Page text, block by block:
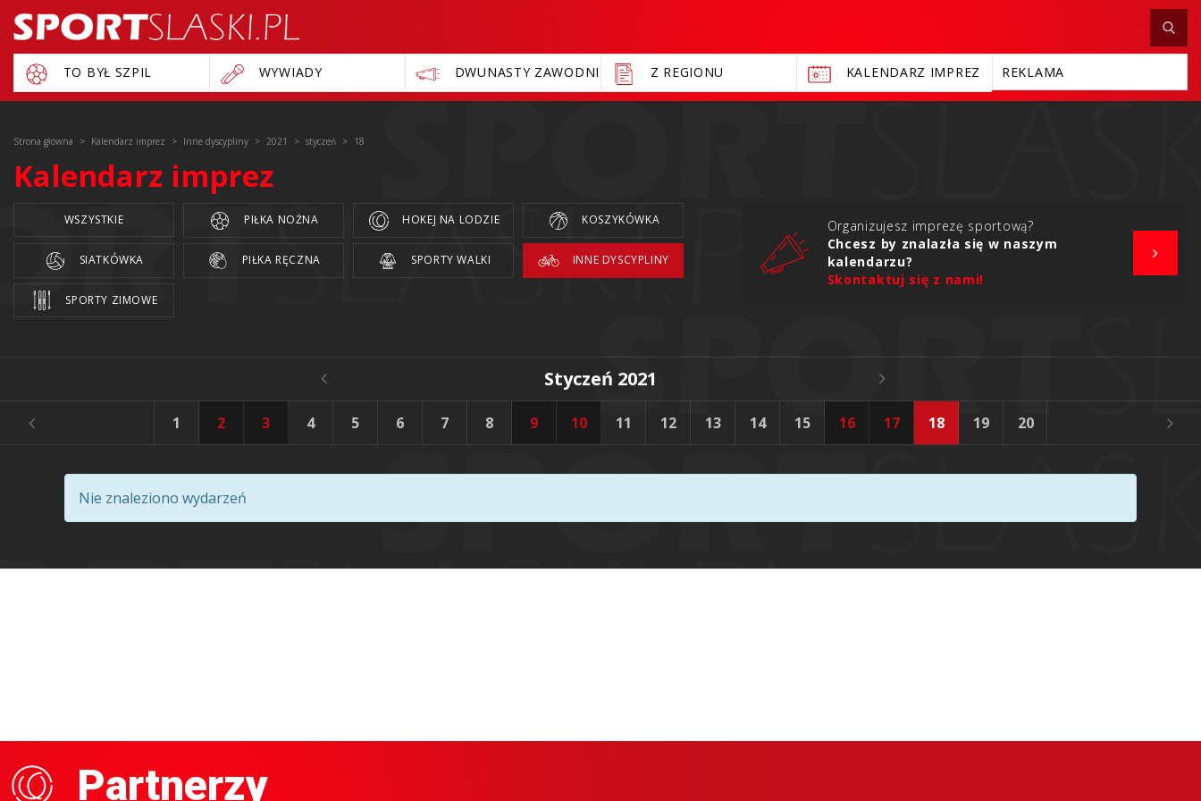
TO BYŁ SZPIL WYWIADY DWUNASTY ZAWODNIK Z REGIONU KALENDARZ IMPREZ REKLAMA
Strona główna Kalendarz imprez Inne dyscypliny 2021 styczeń 18
Kalendarz imprez
WSZYSTKIE PIŁKA NOŻNA HOKEJ NA LODZIE KOSZYKÓWKA
SIATKÓWKA PIŁKA RĘCZNA SPORTY WALKI INNE DYSCYPLINY
SPORTY ZIMOWE
Organizujesz imprezę sportową?
Chcesz by znalazła się w naszym
kalendarzu?
Skontaktuj się z nami!
Styczeń 2021
1 2 3 4 5 6 7 8 9 10 11 12 13 14 15 16 17 18 19 20 23
Nie znaleziono wydarzeń
Partnerzy